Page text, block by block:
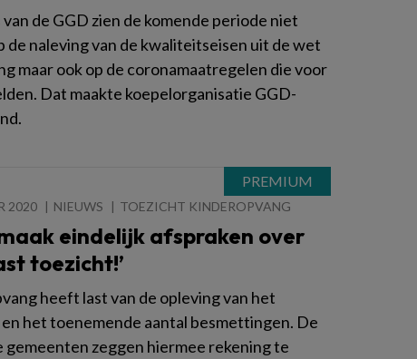
de GGD zien de komende periode niet
de naleving van de kwaliteitseisen uit de wet
maar ook op de coronamaatregelen die voor
Dat maakte koepelorganisatie GGD-
2020 NIEUWS TOEZICHT KINDEROPVANG
maak eindelijk afspraken over
toezicht!’
heeft last van de opleving van het
het toenemende aantal besmettingen. De
gemeenten zeggen hiermee rekening te